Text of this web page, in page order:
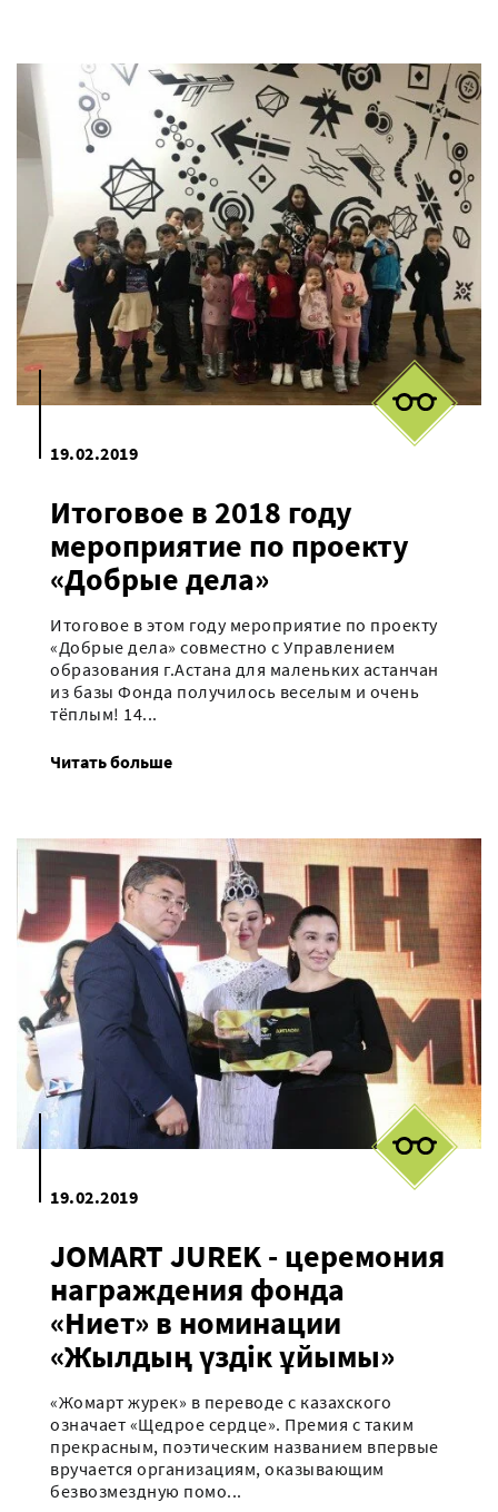
19.02.2019
Итоговое в 2018 году
мероприятие по проекту
«Добрые дела»
Итоговое в этом году мероприятие по проекту
«Добрые дела» совместно с Управлением
образования г.Астана для маленьких астанчан
из базы Фонда получилось веселым и очень
тёплым! 14...
Читать больше
19.02.2019
JOMART JUREK - церемония
награждения фонда
«Ниет» в номинации
«Жылдың үздік ұйымы»
«Жомарт журек» в переводе с казахского
означает «Щедрое сердце». Премия с таким
прекрасным, поэтическим названием впервые
вручается организациям, оказывающим
безвозмездную помо...